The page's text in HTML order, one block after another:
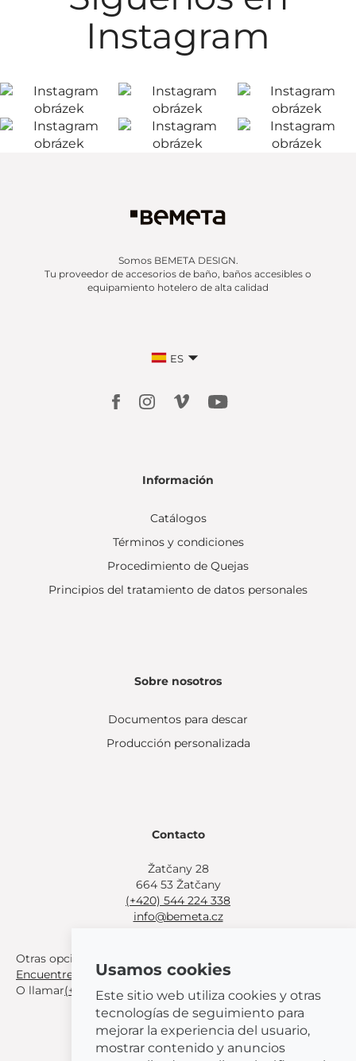
Instagram
Somos BEMETA DESIGN.
Tu proveedor de accesorios de baño, baños accesibles o
equipamiento hotelero de alta calidad
ES
Información
Catálogos
Términos y condiciones
Procedimiento de Quejas
Principios del tratamiento de datos personales
Sobre nosotros
Documentos para descar
Producción personalizada
Contacto
Žatčany 28
664 53 Žatčany
(+420) 544 224 338
info@bemeta.cz
Otras opciones de compra:
Encuentre un distribuidor cerca de usted
O llamar(+420) 544 224 338.
Usamos cookies
Este sitio web utiliza cookies y otras
tecnologías de seguimiento para
mejorar la experiencia del usuario,
mostrar contenido y anuncios